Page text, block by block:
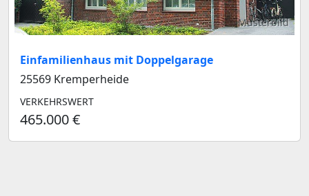
Musterbild
Einfamilienhaus mit Doppelgarage
25569 Kremperheide
VERKEHRSWERT
465.000 €